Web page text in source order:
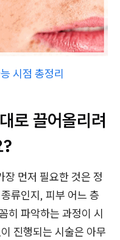
시점 총정리
로 끌어올리려
장 먼저 필요한 것은 정
류인지, 피부 어느 층
히 파악하는 과정이 시
진행되는 시술은 아무